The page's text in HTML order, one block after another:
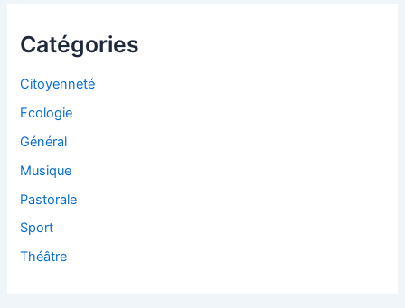
Catégories
Citoyenneté
Ecologie
Général
Musique
Pastorale
Sport
Théâtre